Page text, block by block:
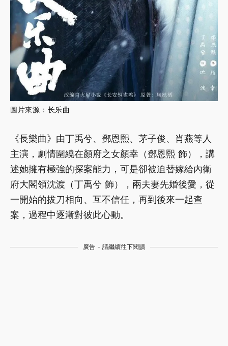
圖片來源 ： 长乐曲
《長樂曲》由丁禹兮、鄧恩熙、茅子俊、肖燕等人
主演，劇情圍繞在顏府之女顏幸（鄧恩熙 飾），講
述她擁有極強的探案能力，可是卻被迫替嫁給內衛
府大閣領沈渡（丁禹兮 飾），兩夫妻先婚後愛，從
一開始的拔刀相向、互不信任，再到後來一起查
案，過程中逐漸對彼此心動。
廣告 - 請繼續往下閱讀